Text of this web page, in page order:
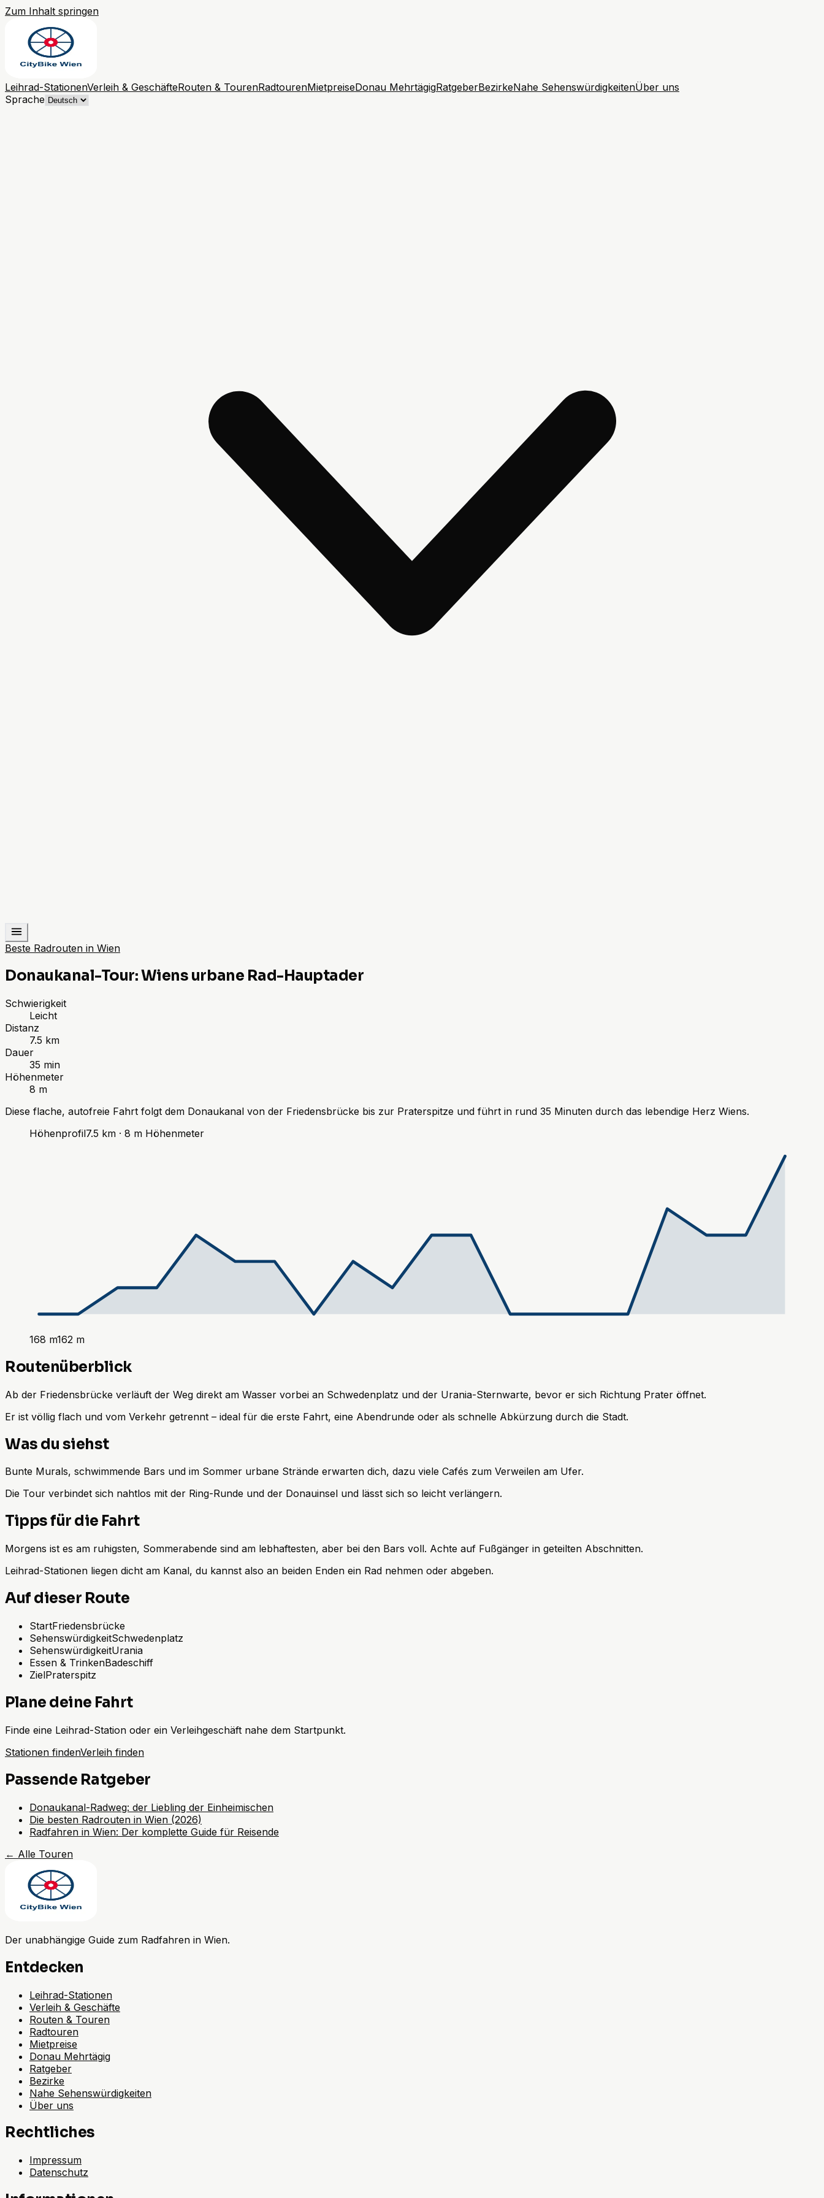
Zum Inhalt springen
Leihrad-StationenVerleih & GeschäfteRouten & TourenRadtourenMietpreiseDonau MehrtägigRatgeberBezirkeNahe SehenswürdigkeitenÜber uns
Sprache
Beste Radrouten in Wien
Donaukanal-Tour: Wiens urbane Rad-Hauptader
Schwierigkeit
Leicht
Distanz
7.5 km
Dauer
35 min
Höhenmeter
8 m
Diese flache, autofreie Fahrt folgt dem Donaukanal von der Friedensbrücke bis zur Praterspitze und führt in rund 35 Minuten durch das lebendige Herz Wiens.
Höhenprofil7.5 km · 8 m Höhenmeter
168 m162 m
Routenüberblick
Ab der Friedensbrücke verläuft der Weg direkt am Wasser vorbei an Schwedenplatz und der Urania-Sternwarte, bevor er sich Richtung Prater öffnet.
Er ist völlig flach und vom Verkehr getrennt – ideal für die erste Fahrt, eine Abendrunde oder als schnelle Abkürzung durch die Stadt.
Was du siehst
Bunte Murals, schwimmende Bars und im Sommer urbane Strände erwarten dich, dazu viele Cafés zum Verweilen am Ufer.
Die Tour verbindet sich nahtlos mit der Ring-Runde und der Donauinsel und lässt sich so leicht verlängern.
Tipps für die Fahrt
Morgens ist es am ruhigsten, Sommerabende sind am lebhaftesten, aber bei den Bars voll. Achte auf Fußgänger in geteilten Abschnitten.
Leihrad-Stationen liegen dicht am Kanal, du kannst also an beiden Enden ein Rad nehmen oder abgeben.
Auf dieser Route
StartFriedensbrücke
SehenswürdigkeitSchwedenplatz
SehenswürdigkeitUrania
Essen & TrinkenBadeschiff
ZielPraterspitz
Plane deine Fahrt
Finde eine Leihrad-Station oder ein Verleihgeschäft nahe dem Startpunkt.
Stationen findenVerleih finden
Passende Ratgeber
Donaukanal-Radweg: der Liebling der Einheimischen
Die besten Radrouten in Wien (2026)
Radfahren in Wien: Der komplette Guide für Reisende
← Alle Touren
Der unabhängige Guide zum Radfahren in Wien.
Entdecken
Leihrad-Stationen
Verleih & Geschäfte
Routen & Touren
Radtouren
Mietpreise
Donau Mehrtägig
Ratgeber
Bezirke
Nahe Sehenswürdigkeiten
Über uns
Rechtliches
Impressum
Datenschutz